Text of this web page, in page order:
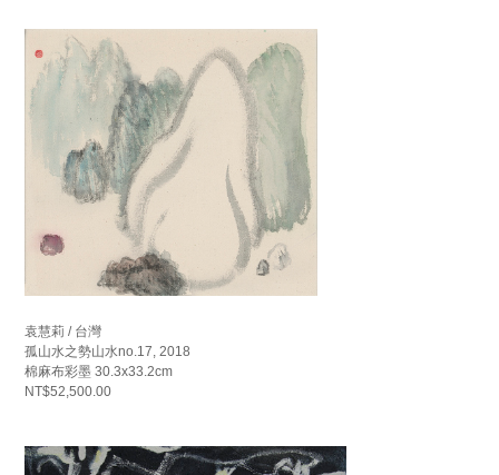
袁慧莉 / 台灣
孤山水之勢山水no.17, 2018
棉麻布彩墨 30.3x33.2cm
NT$52,500.00